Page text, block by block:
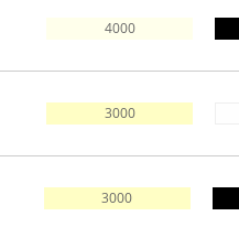
4000
3000
3000